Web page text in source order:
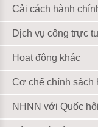
Cải cách hành
Dịch vụ công trực
Hoạt động khác
Cơ chế chính sách
NHNN với Quốc